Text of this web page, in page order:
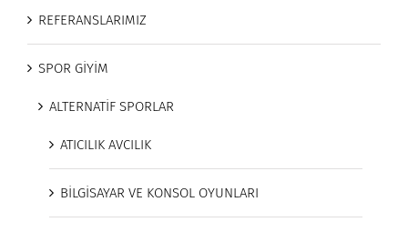
REFERANSLARIMIZ
SPOR GİYİM
ALTERNATİF SPORLAR
ATICILIK AVCILIK
BİLGİSAYAR VE KONSOL OYUNLARI